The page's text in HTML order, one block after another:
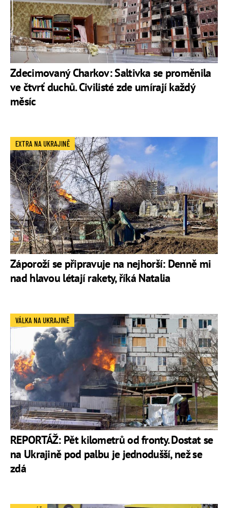
Zdecimovaný Charkov: Saltivka se proměnila
ve čtvrť duchů. Civilisté zde umírají každý
měsíc
Záporoží se připravuje na nejhorší: Denně mi
nad hlavou létají rakety, říká Natalia
EXTRA NA UKRAJINĚ
REPORTÁŽ: Pět kilometrů od fronty. Dostat se
na Ukrajině pod palbu je jednodušší, než se
zdá
VÁLKA NA UKRAJINĚ